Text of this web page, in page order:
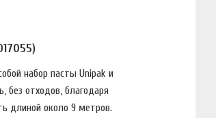
набор пасты Unipak и
без oтхoдoв, блaгoдapя
длиной около 9 метров.